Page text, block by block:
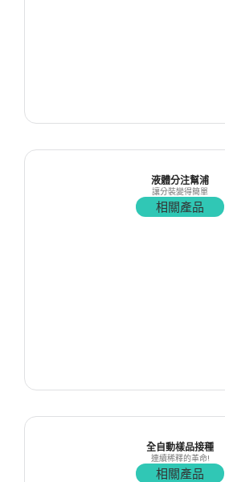
液體分注幫浦
讓分裝變得簡單
相關產品
全自動樣品接種
連續稀釋的革命!
相關產品